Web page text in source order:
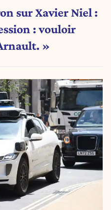
sur Xavier Niel :
: vouloir
»